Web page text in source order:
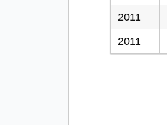
2011
2011